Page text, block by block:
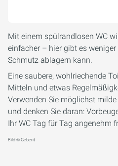
Mit einem spülrandlosen WC
einfacher – hier gibt es weniger
Schmutz ablagern kann.
Eine saubere, wohlriechende
Mitteln und etwas
Verwenden Sie möglichst
und denken Sie daran:
Ihr WC Tag für Tag angenehm
Bild © Geberit